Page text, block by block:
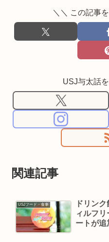
＼＼ この記事
USJ与太話
関連記事
USJフード・食事
ドリン
ィルフ
ートが追